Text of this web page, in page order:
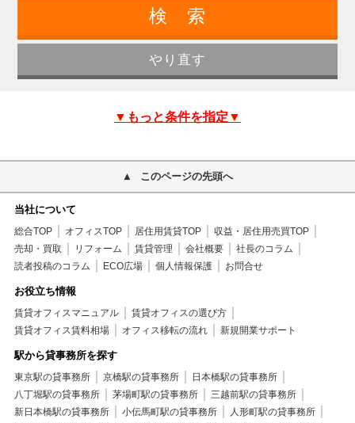
▼もっと条件を指定▼
このページの先頭へ
当社について
総合TOP オフィスTOP 居住用賃貸TOP
収益・居住用売買TOP
売却・買取
リフォーム 賃貸管理 会社概要
社長のコラム
読者投稿のコラム
ECO広場 個人情報保護 お問合せ
お役立ち情報
賃貸オフィスマニュアル
賃貸オフィスの選び方
賃貸オフィス賃料相場
オフィス移転の流れ 新規開業サポート
駅から貸事務所を探す
東京駅の貸事務所 京橋駅の貸事務所
日本橋駅の貸事務所
八丁堀駅の貸事務所
茅場町駅の貸事務所
三越前駅の貸事務所
新日本橋駅の貸事務所
小伝馬町駅の貸事務所
人形町駅の貸事務所